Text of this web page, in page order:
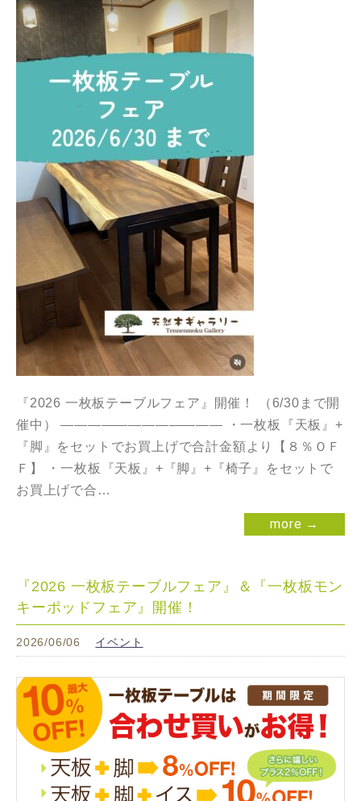
『2026 一枚板テーブルフェア』開催！ （6/30まで開
催中） ———————————— ・一枚板『天板』+
『脚』をセットでお買上げで合計金額より【８％ＯＦ
Ｆ】 ・一枚板『天板』+『脚』+『椅子』をセットで
お買上げで合…
more →
『2026 一枚板テーブルフェア』＆『一枚板モン
キーポッドフェア』開催！
2026/06/06 イベント